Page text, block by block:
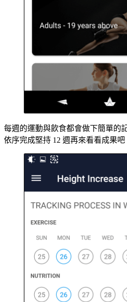
每週的運動與飲食都會做下簡單的
依序完成堅持 12 週再來看看成果